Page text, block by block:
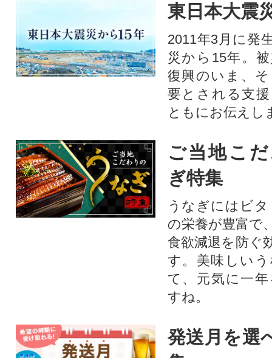
東日本大震
2011年3月に発
災から15年。
復興のいま、
要とされる支
ともにお伝えし
ご当地こ
ぎ特集
うなぎにはビ
の栄養が豊富で
食欲減退を防ぐ
す。美味しい
て、元気に一
すね。
発送月を選